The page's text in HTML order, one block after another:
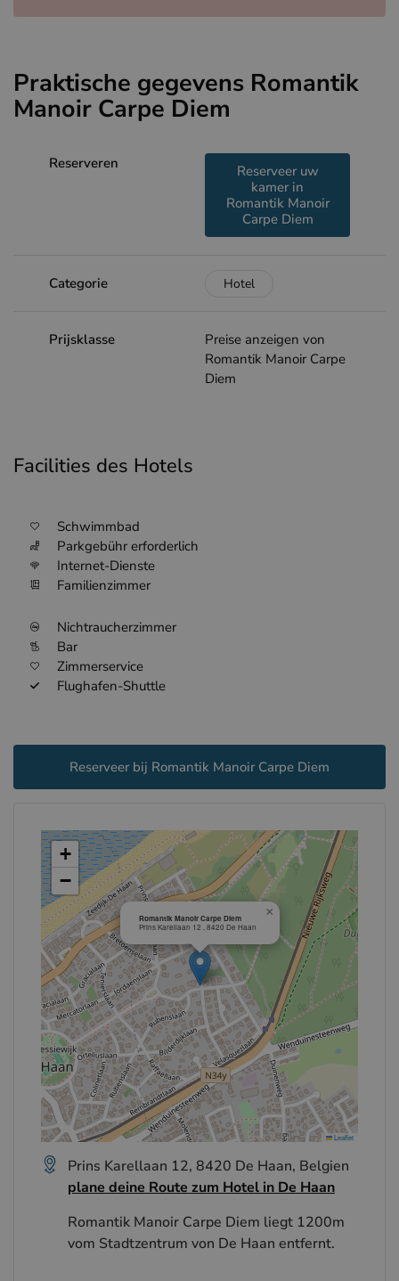
Praktische gegevens Romantik
Manoir Carpe Diem
Reserveren
Reserveer uw
kamer in
Romantik Manoir
Carpe Diem
Categorie Hotel
Prijsklasse
Preise anzeigen von
Romantik Manoir Carpe
Diem
Facilities des Hotels
Schwimmbad
Parkgebühr erforderlich
Internet-Dienste
Familienzimmer
Nichtraucherzimmer
Bar
Zimmerservice
Flughafen-Shuttle
Reserveer bij Romantik Manoir Carpe Diem
Romantik Manoir Carpe Diem
Prins Karellaan 12 , 8420 De Haan
×
+
−
Leaflet
Prins Karellaan 12, 8420 De Haan, Belgien
plane deine Route zum Hotel in De Haan
Romantik Manoir Carpe Diem liegt 1200m
vom Stadtzentrum von De Haan entfernt.